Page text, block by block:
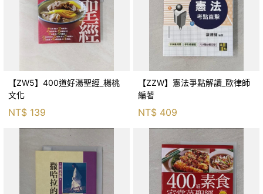
【ZW5】400道好湯聖經_楊桃
文化
NT$ 139
【ZZW】憲法爭點解讀_歐律師
編著
NT$ 409